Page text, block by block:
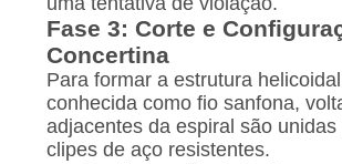
Fase 3: Corte e
Concertina
Para formar a estrutura
conhecida como fio sanfona,
adjacentes da espiral são
clipes de aço resistentes.